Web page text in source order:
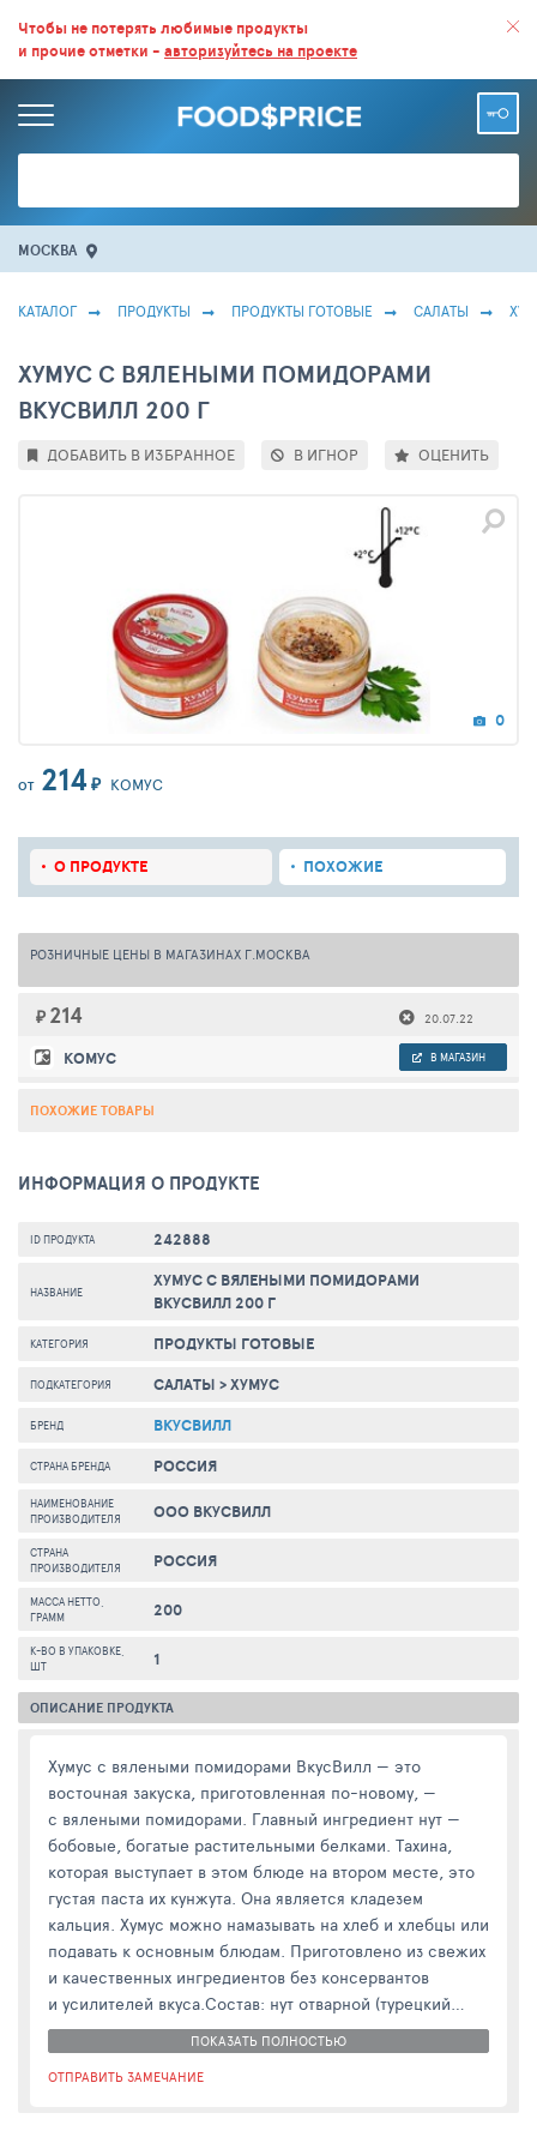
ВСЕ СКИДКИ И ВЫГОДНЫЕ ЦЕНЫ НА ПРОДУКТЫ В МАГАЗИНАХ.
БОЛЬШЕ 100 000 ТОВАРОВ. ЕЖЕДНЕВНОЕ ОБНОВЛЕНИЕ ЦЕН.
Чтобы не потерять любимые продукты
и прочие отметки - авторизуйтесь на проекте
МОСКВА
КАТАЛОГ ПРОДУКТЫ ПРОДУКТЫ ГОТОВЫЕ САЛАТЫ
ХУМУС С ВЯЛЕНЫМИ ПОМИДОРАМИ
ВКУСВИЛЛ 200 Г
0
ОТ 214 ₽ КОМУС
ДОБАВИТЬ В ИЗБРАННОЕ В ИГНОР ОЦЕНИТЬ
О ПРОДУКТЕ ПОХОЖИЕ
РОЗНИЧНЫЕ ЦЕНЫ В МАГАЗИНАХ Г.МОСКВА
₽ 214 20.07.22
КОМУС В МАГАЗИН
ПОХОЖИЕ ТОВАРЫ
ИНФОРМАЦИЯ О ПРОДУКТЕ
ID ПРОДУКТА 242888
НАЗВАНИЕ
ХУМУС С ВЯЛЕНЫМИ ПОМИДОРАМИ
ВКУСВИЛЛ 200 Г
КАТЕГОРИЯ ПРОДУКТЫ ГОТОВЫЕ
ПОДКАТЕГОРИЯ САЛАТЫ >ХУМУС
БРЕНД ВКУСВИЛЛ
СТРАНА БРЕНДА РОССИЯ
НАИМЕНОВАНИЕ
ПРОИЗВОДИТЕЛЯ
ООО ВКУСВИЛЛ
СТРАНА
ПРОИЗВОДИТЕЛЯ
РОССИЯ
МАССА НЕТТО,
ГРАММ
200
К-ВО В УПАКОВКЕ,
ШТ
1
ОПИСАНИЕ ПРОДУКТА
Хумус с вялеными помидорами ВкусВилл — это
восточная закуска, приготовленная по-новому, —
с вялеными помидорами. Главный ингредиент нут —
бобовые, богатые растительными белками. Тахина,
которая выступает в этом блюде на втором месте, это
густая паста их кунжута. Она является кладезем
кальция. Хумус можно намазывать на хлеб и хлебцы или
подавать к основным блюдам. Приготовлено из свежих
и качественных ингредиентов без консервантов
и усилителей вкуса.Состав: нут отварной (турецкий
горох), вода питьевая, тахина (кунжутная паста), масло
подсолнечное рафинированное дезодорированное,
масло оливковое рафинированное (Refined olive oil),
ПОКАЗАТЬ ПОЛНОСТЬЮ
ОТПРАВИТЬ ЗАМЕЧАНИЕ